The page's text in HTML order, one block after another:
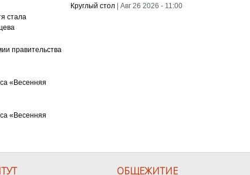
стала
правительства
«Весенняя
«Весенняя
Круглый стол Авг 26 2026 - 11:00
ОБЩЕЖИТИЕ